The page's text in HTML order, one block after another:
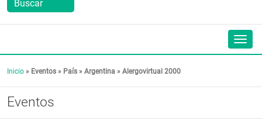
Inicio » Eventos » País » Argentina » Alergovirtual 2000
Eventos